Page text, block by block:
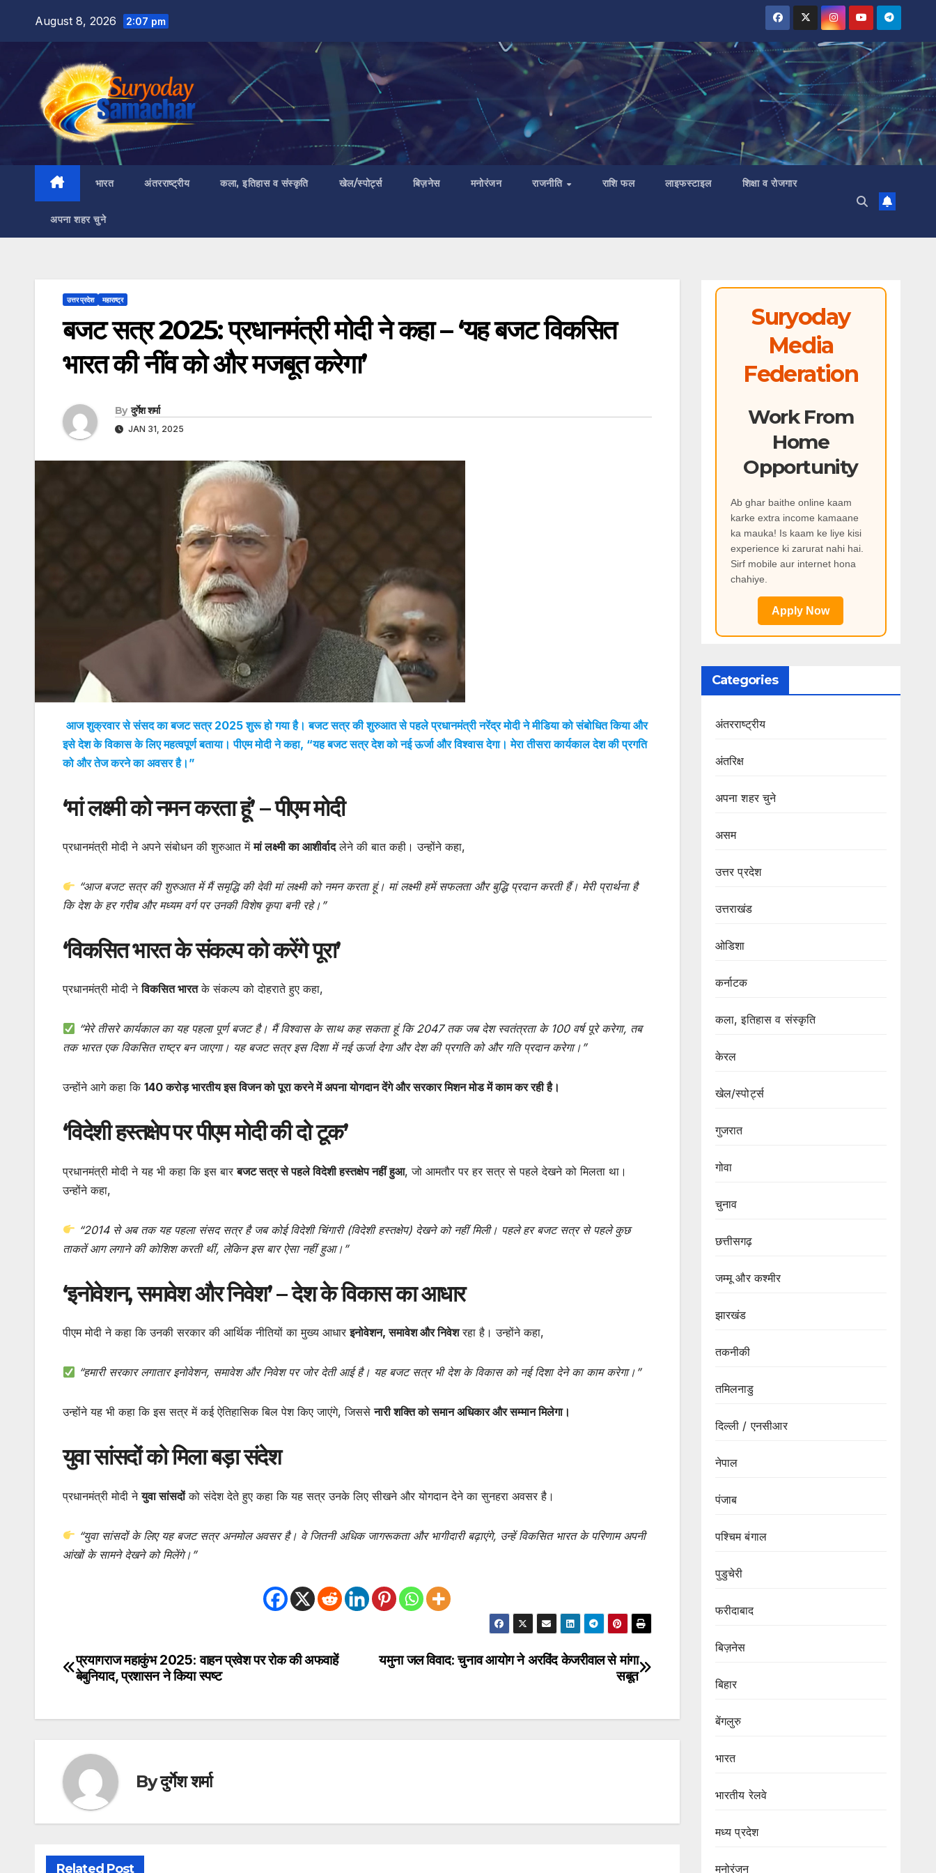
content
August 8, 2026 2:07 pm
भारत अंतरराष्ट्रीय कला, इतिहास व संस्कृति खेल/स्पोर्ट्स बिज़नेस मनोरंजन राजनीति राशि फल लाइफस्टाइल शिक्षा व रोजगार
अपना शहर चुने
उत्तर प्रदेश महाराष्ट्र
बजट सत्र 2025: प्रधानमंत्री मोदी ने कहा – ‘यह बजट विकसित
भारत की नींव को और मजबूत करेगा’
By दुर्गेश शर्मा
JAN 31, 2025
आज शुक्रवार से संसद का बजट सत्र 2025 शुरू हो गया है। बजट सत्र की शुरुआत से पहले प्रधानमंत्री नरेंद्र मोदी ने मीडिया को संबोधित किया और
इसे देश के विकास के लिए महत्वपूर्ण बताया। पीएम मोदी ने कहा, “यह बजट सत्र देश को नई ऊर्जा और विश्वास देगा। मेरा तीसरा कार्यकाल देश की प्रगति
को और तेज करने का अवसर है।”
‘मां लक्ष्मी को नमन करता हूं’ – पीएम मोदी
प्रधानमंत्री मोदी ने अपने संबोधन की शुरुआत मेंमां लक्ष्मी का आशीर्वादलेने की बात कही। उन्होंने कहा,
“आज बजट सत्र की शुरुआत में मैं समृद्धि की देवी मां लक्ष्मी को नमन करता हूं। मां लक्ष्मी हमें सफलता और बुद्धि प्रदान करती हैं। मेरी प्रार्थना है
कि देश के हर गरीब और मध्यम वर्ग पर उनकी विशेष कृपा बनी रहे।”
‘विकसित भारत के संकल्प को करेंगे पूरा’
प्रधानमंत्री मोदी नेविकसित भारतके संकल्प को दोहराते हुए कहा,
“मेरे तीसरे कार्यकाल का यह पहला पूर्ण बजट है। मैं विश्वास के साथ कह सकता हूं कि 2047 तक जब देश स्वतंत्रता के 100 वर्ष पूरे करेगा, तब
तक भारत एक विकसित राष्ट्र बन जाएगा। यह बजट सत्र इस दिशा में नई ऊर्जा देगा और देश की प्रगति को और गति प्रदान करेगा।”
उन्होंने आगे कहा कि 140 करोड़ भारतीय इस विजन को पूरा करने में अपना योगदान देंगे और सरकार मिशन मोड में काम कर रही है।
‘विदेशी हस्तक्षेप पर पीएम मोदी की दो टूक’
प्रधानमंत्री मोदी ने यह भी कहा कि इस बारबजट सत्र से पहले विदेशी हस्तक्षेप नहीं हुआ, जो आमतौर पर हर सत्र से पहले देखने को मिलता था।
उन्होंने कहा,
“2014 से अब तक यह पहला संसद सत्र है जब कोई विदेशी चिंगारी (विदेशी हस्तक्षेप) देखने को नहीं मिली। पहले हर बजट सत्र से पहले कुछ
ताकतें आग लगाने की कोशिश करती थीं, लेकिन इस बार ऐसा नहीं हुआ।”
‘इनोवेशन, समावेश और निवेश’ – देश के विकास का आधार
पीएम मोदी ने कहा कि उनकी सरकार की आर्थिक नीतियों का मुख्य आधारइनोवेशन, समावेश और निवेशरहा है। उन्होंने कहा,
“हमारी सरकार लगातार इनोवेशन, समावेश और निवेश पर जोर देती आई है। यह बजट सत्र भी देश के विकास को नई दिशा देने का काम करेगा।”
उन्होंने यह भी कहा कि इस सत्र में कई ऐतिहासिक बिल पेश किए जाएंगे, जिससेनारी शक्ति को समान अधिकार और सम्मान मिलेगा।
युवा सांसदों को मिला बड़ा संदेश
प्रधानमंत्री मोदी नेयुवा सांसदोंको संदेश देते हुए कहा कि यह सत्र उनके लिए सीखने और योगदान देने का सुनहरा अवसर है।
“युवा सांसदों के लिए यह बजट सत्र अनमोल अवसर है। वे जितनी अधिक जागरूकता और भागीदारी बढ़ाएंगे, उन्हें विकसित भारत के परिणाम अपनी
आंखों के सामने देखने को मिलेंगे।”
Post
यमुना जल विवाद: चुनाव आयोग ने अरविंद केजरीवाल से मांगा
सबूत
प्रयागराज महाकुंभ 2025: वाहन प्रवेश पर रोक की अफवाहें
बेबुनियाद, प्रशासन ने किया स्पष्ट
Byदुर्गेश शर्मा
Related Post
Suryoday
Media
Federation
Work From
Home
Opportunity
Ab ghar baithe online kaam
karke extra income kamaane
ka mauka! Is kaam ke liye kisi
experience ki zarurat nahi hai.
Sirf mobile aur internet hona
chahiye.
Apply Now
Categories
अंतरराष्ट्रीय
अंतरिक्ष
अपना शहर चुने
असम
उत्तर प्रदेश
उत्तराखंड
ओडिशा
कर्नाटक
कला, इतिहास व संस्कृति
केरल
खेल/स्पोर्ट्स
गुजरात
गोवा
चुनाव
छत्तीसगढ़
जम्मू और कश्मीर
झारखंड
तकनीकी
तमिलनाडु
दिल्ली / एनसीआर
नेपाल
पंजाब
पश्चिम बंगाल
पुडुचेरी
फरीदाबाद
बिज़नेस
बिहार
बेंगलुरु
भारत
भारतीय रेलवे
मध्य प्रदेश
मनोरंजन